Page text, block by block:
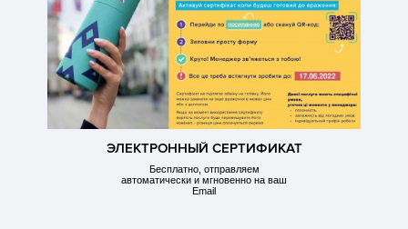
ЭЛЕКТРОННЫЙ СЕРТИФИКАТ
Бесплатно, отправляем
автоматически и мгновенно на ваш
Email